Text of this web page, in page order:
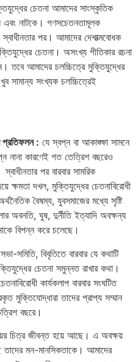
চেতনা আমাদের সাংস্কৃতিক
এবং নাটকে। গণসচেতনতামূলক
পর। আমাদের দেশাত্মবোধক
চেতনা। অসংখ্য গীতিকার রচনা
তবে আমাদের চলচ্চিত্রে মুক্তিযুদ্ধের
সামান্য সংখ্যক চলচ্চিত্রেই
প্রতিফলন : যে স্বপ্ন বা আকাঙ্ক্ষা সামনে
নানা কারণেই গত তেত্রিশ বছরেও
পর বারবার সামরিক
দখল, মুক্তিযুদ্ধের চেতনাবিরোধী
বৈষম্য, যুবসমাজের মধ্যে সৃষ্টি
অবনতি, ঘুষ, দুর্নীতি ইত্যাদি অবক্ষন্য
বিপন্ন করে চলেছে।
সমিতি, বিবৃতিতে বারবার যে কথাটি
চেতনা সমুন্নত রাখার কথা।
কার্যকলাপ বারবার সংঘটিত
মুক্তিযোদ্ধারা তাদের প্রাপ্য সম্মান
বছরে।
চিত্র জীবন্ত হয়ে আছে। এ অবক্ষয়
তাদের মন-মানসিকতাকে। আমাদের